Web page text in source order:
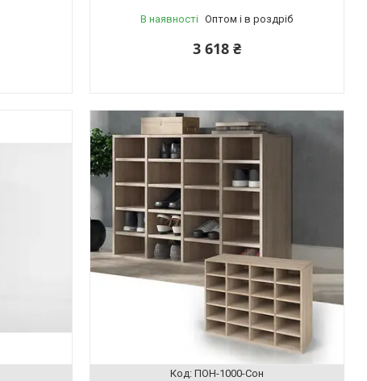
В наявності Оптом і в роздріб
3 618 ₴
ПОН-1000-Сон